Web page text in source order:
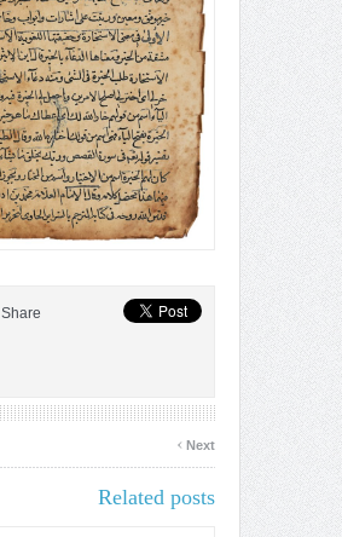
Share
Next
›
Related posts